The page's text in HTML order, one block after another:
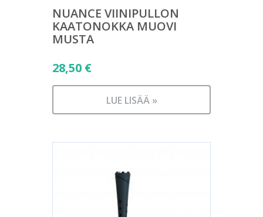
NUANCE VIINIPULLON
KAATONOKKA MUOVI
MUSTA
28,50 €
LUE LISÄÄ »